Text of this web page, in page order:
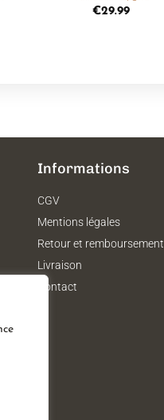
€29.99
Informations
CGV
Mentions légales
Retour et remboursement
Livraison
Contact